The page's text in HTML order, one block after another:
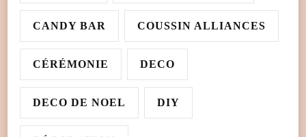
CANDY BAR COUSSIN ALLIANCES
CÉRÉMONIE DECO
DECO DE NOEL DIY